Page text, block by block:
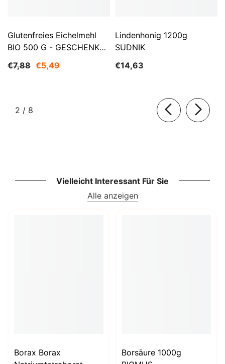
Glutenfreies Eichelmehl
BIO 500 G - GESCHENKE
€7,88 €5,49
Lindenhonig 1200g
SUDNIK
€14,63
2 / von
8
Vielleicht Interessant Für Sie
Alle anzeigen
Borax Borax
Borsäure 1000g